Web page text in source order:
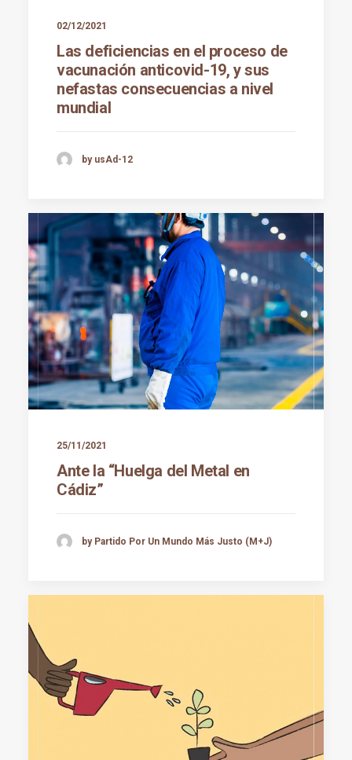
02/12/2021
Las deficiencias en el proceso de
vacunación anticovid-19, y sus
nefastas consecuencias a nivel
mundial
by usAd-12
25/11/2021
Ante la “Huelga del Metal en
Cádiz”
by Partido Por Un Mundo Más Justo (M+J)